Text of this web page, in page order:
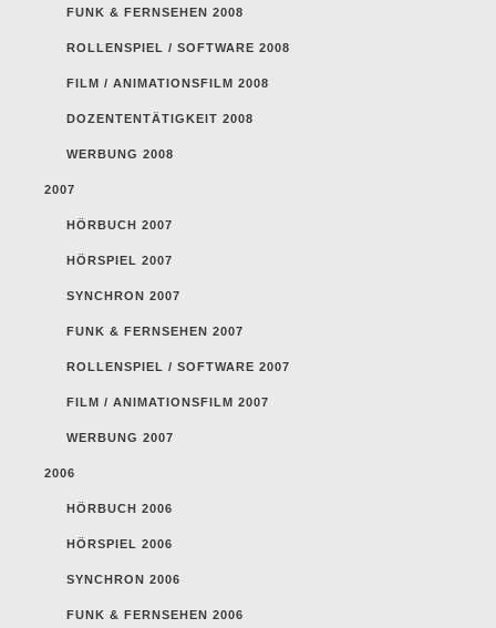
FUNK & FERNSEHEN 2008
ROLLENSPIEL / SOFTWARE 2008
FILM / ANIMATIONSFILM 2008
DOZENTENTÄTIGKEIT 2008
WERBUNG 2008
2007
HÖRBUCH 2007
HÖRSPIEL 2007
SYNCHRON 2007
FUNK & FERNSEHEN 2007
ROLLENSPIEL / SOFTWARE 2007
FILM / ANIMATIONSFILM 2007
WERBUNG 2007
2006
HÖRBUCH 2006
HÖRSPIEL 2006
SYNCHRON 2006
FUNK & FERNSEHEN 2006